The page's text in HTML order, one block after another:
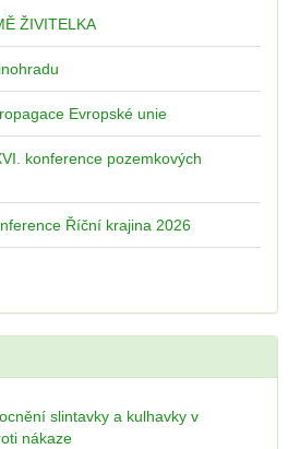
ŽIVITELKA
Evropské unie
konference pozemkových
Říční krajina 2026
slintavky a kulhavky v
nákaze